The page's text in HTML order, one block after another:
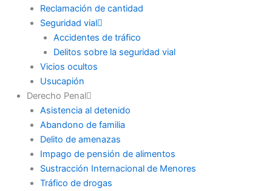
Reclamación de cantidad
Seguridad vial
Accidentes de tráfico
Delitos sobre la seguridad vial
Vicios ocultos
Usucapión
Derecho Penal
Asistencia al detenido
Abandono de familia
Delito de amenazas
Impago de pensión de alimentos
Sustracción Internacional de Menores
Tráfico de drogas